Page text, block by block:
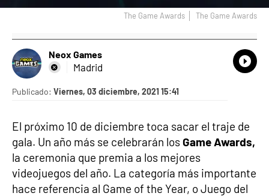
The Game Awards The Game Awards
Neox Games
Madrid
Publicado: Viernes, 03 diciembre, 2021 15:41
El próximo 10 de diciembre toca sacar el traje de
gala. Un año más se celebrarán losGame Awards,
la ceremonia que premia a los mejores
videojuegos del año. La categoría más importante
hace referencia al Game of the Year, o Juego del